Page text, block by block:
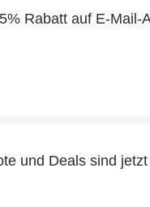
Rabatt auf E-Mail-
und Deals sind